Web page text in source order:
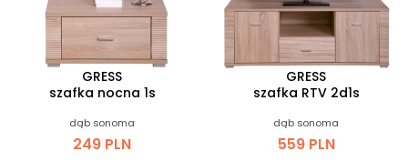
GRESS
szafka nocna 1s
dąb sonoma
249 PLN
GRESS
szafka RTV 2d1s
dąb sonoma
559 PLN